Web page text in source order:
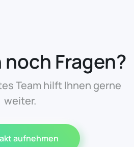
Fragen?
Team hilft Ihnen gerne
weiter.
aufnehmen